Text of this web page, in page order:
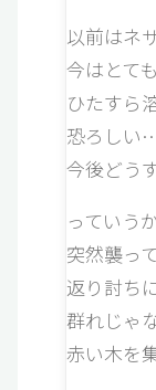
以前はネ
今はとて
ひたすら
恐ろしい…
今後どう
っていうか
突然襲っ
返り討ち
群れじゃ
赤い木を